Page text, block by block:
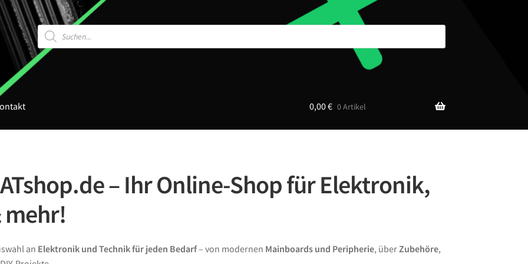
Products
search
0,00€ 0 Artikel
– Ihr Online-Shop für Elektronik,
mehr!
an Elektronik und Technik für jeden Bedarf– von modernen Mainboards und Peripherie, überZubehöre,